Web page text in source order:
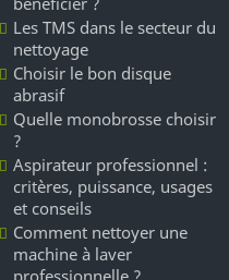
Les TMS dans le secteur du
nettoyage
Choisir le bon disque
abrasif
Quelle monobrosse choisir
?
Aspirateur professionnel :
critères, puissance, usages
et conseils
Comment nettoyer une
machine à laver
professionnelle ?